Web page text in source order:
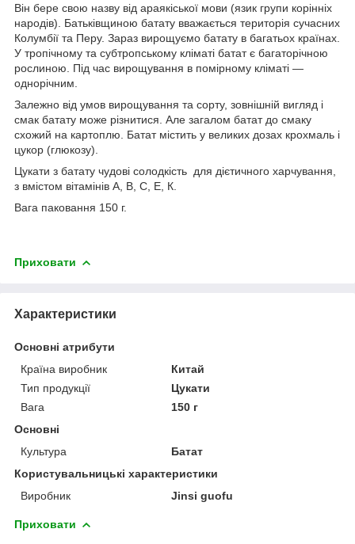
Він бере свою назву від араякіської мови (язик групи корінніх
народів). Батьківщиною батату вважається територія сучасних
Колумбії та Перу. Зараз вирощуємо батату в багатьох країнах.
У тропічному та субтропському кліматі батат є багаторічною
рослиною. Під час вирощування в помірному кліматі —
однорічним.
Залежно від умов вирощування та сорту, зовнішній вигляд і
смак батату може різнитися. Але загалом батат до смаку
схожий на картоплю. Батат містить у великих дозах крохмаль і
цукор (глюкозу).
Цукати з батату чудові солодкість для дієтичного харчування,
з вмістом вітамінів А, В, С, Е, К.
Вага паковання 150 г.
Приховати
Характеристики
Основні атрибути
Країна виробник
Китай
Тип продукції
Цукати
Вага
150 г
Основні
Культура
Батат
Користувальницькі характеристики
Виробник
Jinsi guofu
Приховати